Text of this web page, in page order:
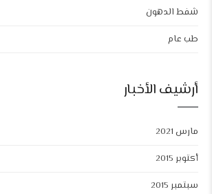
شفط الدهون
طب عام
أرشيف الأخبار
مارس 2021
أكتوبر 2015
سبتمبر 2015